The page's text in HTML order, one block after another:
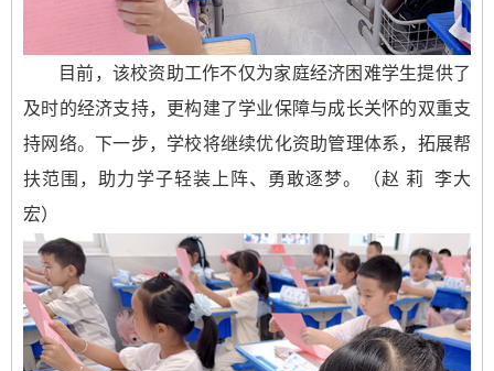
目前，该校资助工作不仅为家庭经济困难学生提供了
及时的经济支持，更构建了学业保障与成长关怀的双重支
持网络。下一步，学校将继续优化资助管理体系，拓展帮
扶范围，助力学子轻装上阵、勇敢逐梦。（赵 莉 李大
宏）